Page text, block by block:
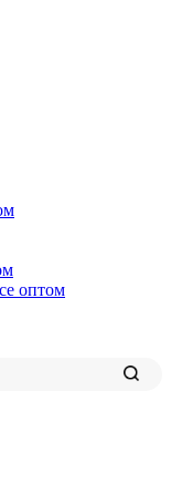
оптом